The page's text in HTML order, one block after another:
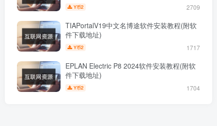
Y币2 2709
TIAPortalV19中文名博途软件安装教程(附软
件下载地址)
Y币2 1717
EPLAN Electric P8 2024软件安装教程(附软
件下载地址)
Y币2 1704